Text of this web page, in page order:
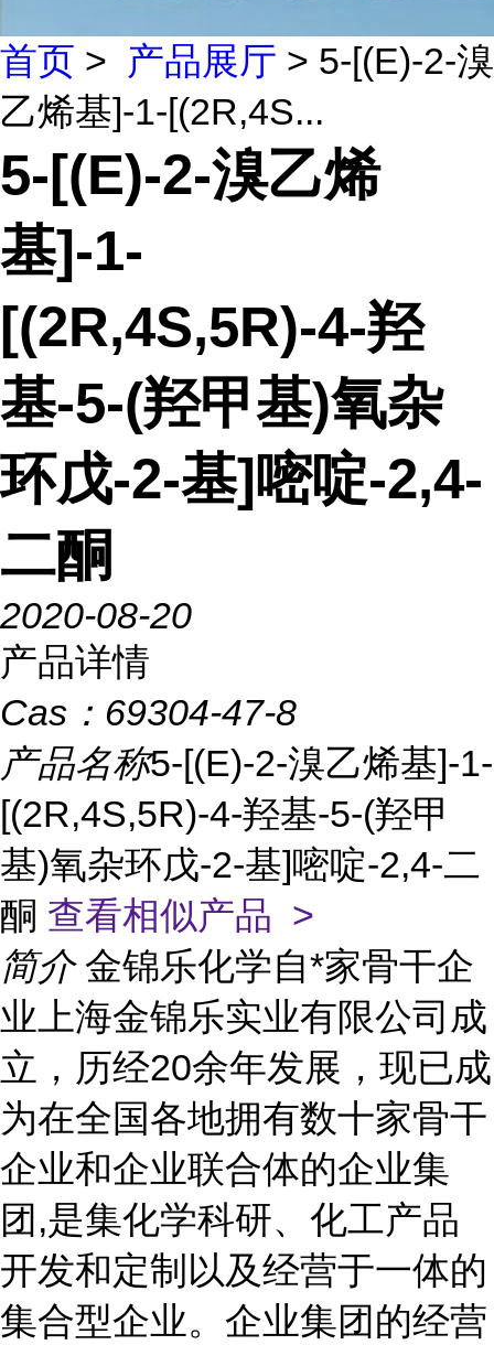
首页 > 产品展厅 > 5-[(E)-2-溴
乙烯基]-1-[(2R,4S...
5-[(E)-2-溴乙烯
基]-1-
[(2R,4S,5R)-4-羟
基-5-(羟甲基)氧杂
环戊-2-基]嘧啶-2,4-
二酮
2020-08-20
产品详情
Cas： 69304-47-8
产品名称5-[(E)-2-溴乙烯基]-1-
[(2R,4S,5R)-4-羟基-5-(羟甲
基)氧杂环戊-2-基]嘧啶-2,4-二
酮 查看相似产品 >
简介 金锦乐化学自*家骨干企
业上海金锦乐实业有限公司成
立，历经20余年发展，现已成
为在全国各地拥有数十家骨干
企业和企业联合体的企业集
团,是集化学科研、化工产品
开发和定制以及经营于一体的
集合型企业。企业集团的经营